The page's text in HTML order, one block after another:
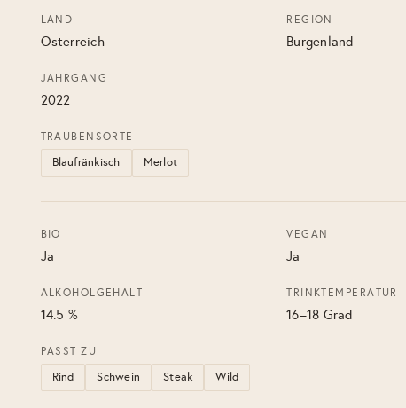
LAND
Österreich
REGION
Burgenland
JAHRGANG
2022
TRAUBENSORTE
Blaufränkisch Merlot
BIO
Ja
VEGAN
Ja
ALKOHOLGEHALT
14.5 %
TRINKTEMPERATUR
16–18 Grad
PASST ZU
Rind Schwein Steak Wild